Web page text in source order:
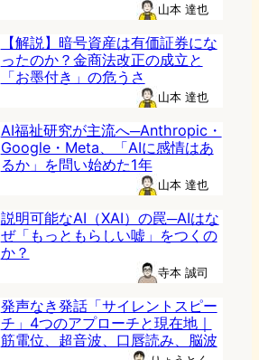
山本 達也
【解説】暗号資産は有価証券にな
ったのか？金商法改正の成立と
「お墨付き」の危うさ
山本 達也
AI福祉研究が主流へ─Anthropic・
Google・Meta、「AIに感情はあ
るか」を問い始めた1年
山本 達也
説明可能なAI（XAI）の罠─AIはな
ぜ「もっともらしい嘘」をつくの
か？
寺本 誠司
発声なき発話「サイレントスピー
チ」4つのアプローチと現在地｜
筋電位、超音波、口唇読み、脳波